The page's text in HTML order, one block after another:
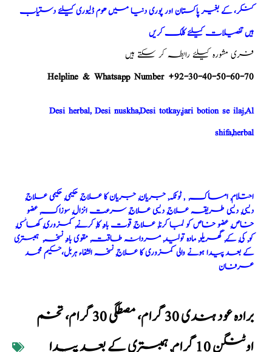
کنکر، کے بغیر پاکستان اور پوری دنیا میں ھوم ڈلیوری کیلئے دستیاب
ہیں تفصیلات کیلئے کلک کریں
فری مشورہ کیلئے رابطہ کر سکتے ہیں
Helpline & Whatsapp Number +92-30-40-50-60-70
Desi herbal, Desi nuskha,Desi totkay,jari botion se ilaj,Al
shifa,herbal
احتلام, امساک, , ٹوٹکہ, جریان, جریان کا علاج, حکیمی, حکیمی علاج,
دیسی, دیسی طریقہ علاج, دیسی علاج, سرعت انزال, سوزاک, عضو
خاص, عضو خاص کو لمبا کرنا, علاج, قوت باہ, کا, کرنے, کمزوری, کھانسی,
کو, کی, کے, گھریلو, مادہ تولید, مردانہ طاقت, مقوی باہ, نسخہ, ہمبستری
کے بعد پیدا ہونے والی کمزوری کا علاج, نسخہ الشفاء ہربل،حکیم محمد
عرفان
برادہ عود ہندی 30 گرام، مصطگی 30 گرام، تخم
اوٹنگن 10 گرام
,ہمبستری کے بعد پیدا